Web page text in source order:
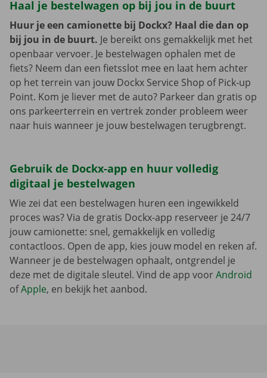
Haal je bestelwagen op bij jou in de buurt
Huur je een camionette bij Dockx? Haal die dan op
bij jou in de buurt. Je bereikt ons gemakkelijk met het
openbaar vervoer. Je bestelwagen ophalen met de
fiets? Neem dan een fietsslot mee en laat hem achter
op het terrein van jouw Dockx Service Shop of Pick-up
Point. Kom je liever met de auto? Parkeer dan gratis op
ons parkeerterrein en vertrek zonder probleem weer
naar huis wanneer je jouw bestelwagen terugbrengt.
Gebruik de Dockx-app en huur volledig
digitaal je bestelwagen
Wie zei dat een bestelwagen huren een ingewikkeld
proces was? Via de gratis Dockx-app reserveer je 24/7
jouw camionette: snel, gemakkelijk en volledig
contactloos. Open de app, kies jouw model en reken af.
Wanneer je de bestelwagen ophaalt, ontgrendel je
deze met de digitale sleutel. Vind de app voorAndroid
ofApple, en bekijk het aanbod.